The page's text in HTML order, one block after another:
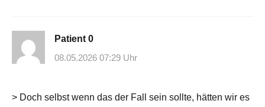
Patient 0
08.05.2026 07:29 Uhr
> Doch selbst wenn das der Fall sein sollte, hätten wir es